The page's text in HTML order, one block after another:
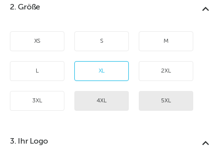
2. Größe
XS S M
L XL 2XL
3XL 4XL 5XL
3. Ihr Logo